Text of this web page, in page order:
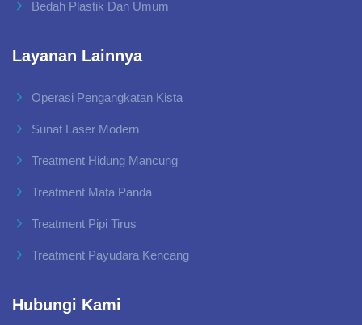
Bedah Plastik Dan Umum
Layanan Lainnya
Operasi Pengangkatan Kista
Sunat Laser Modern
Treatment Hidung Mancung
Treatment Mata Panda
Treatment Pipi Tirus
Treatment Payudara Kencang
Hubungi Kami